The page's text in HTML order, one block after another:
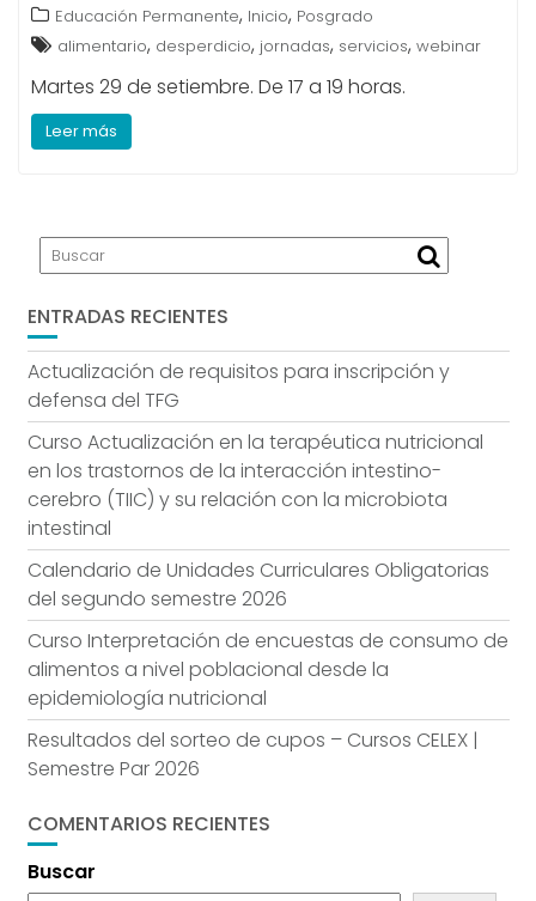
Educación Permanente, Inicio, Posgrado
alimentario, desperdicio, jornadas, servicios, webinar
Martes 29 de setiembre. De 17 a 19 horas.
Leer más
ENTRADAS RECIENTES
Actualización de requisitos para inscripción y
defensa del TFG
Curso Actualización en la terapéutica nutricional
en los trastornos de la interacción intestino-
cerebro (TIIC) y su relación con la microbiota
intestinal
Calendario de Unidades Curriculares Obligatorias
del segundo semestre 2026
Curso Interpretación de encuestas de consumo de
alimentos a nivel poblacional desde la
epidemiología nutricional
Resultados del sorteo de cupos – Cursos CELEX |
Semestre Par 2026
COMENTARIOS RECIENTES
Buscar